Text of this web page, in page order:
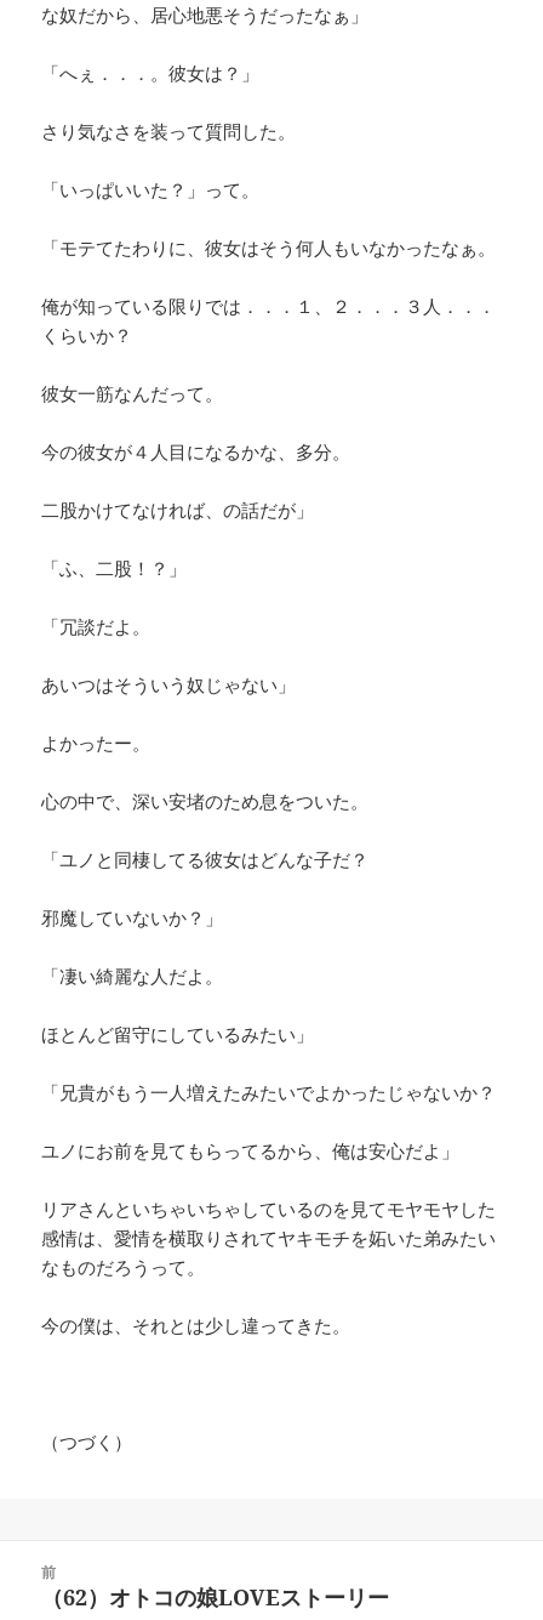
な奴だから、居心地悪そうだったなぁ」
「へぇ．．．。彼女は？」
さり気なさを装って質問した。
「いっぱいいた？」って。
「モテてたわりに、彼女はそう何人もいなかったなぁ。
俺が知っている限りでは．．．１、２．．．３人．．．
くらいか？
彼女一筋なんだって。
今の彼女が４人目になるかな、多分。
二股かけてなければ、の話だが」
「ふ、二股！？」
「冗談だよ。
あいつはそういう奴じゃない」
よかったー。
心の中で、深い安堵のため息をついた。
「ユノと同棲してる彼女はどんな子だ？
邪魔していないか？」
「凄い綺麗な人だよ。
ほとんど留守にしているみたい」
「兄貴がもう一人増えたみたいでよかったじゃないか？
ユノにお前を見てもらってるから、俺は安心だよ」
リアさんといちゃいちゃしているのを見てモヤモヤした
感情は、愛情を横取りされてヤキモチを妬いた弟みたい
なものだろうって。
今の僕は、それとは少し違ってきた。
（つづく）
前
前（62）オトコの娘LOVEストーリー